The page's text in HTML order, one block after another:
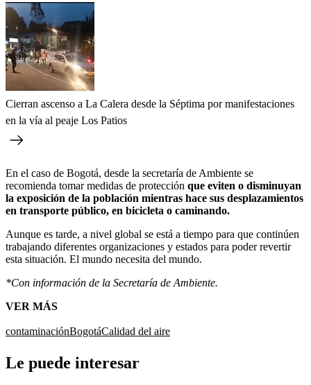
Cierran ascenso a La Calera desde la Séptima por manifestaciones
en la vía al peaje Los Patios
En el caso de Bogotá, desde la secretaría de Ambiente se
recomienda tomar medidas de protección que eviten o disminuyan
la exposición de la población mientras hace sus desplazamientos
en transporte público, en bicicleta o caminando.
Aunque es tarde, a nivel global se está a tiempo para que continúen
trabajando diferentes organizaciones y estados para poder revertir
esta situación. El mundo necesita del mundo.
*Con información de la Secretaría de Ambiente.
VER MÁS
contaminaciónBogotáCalidad del aire
Le puede interesar